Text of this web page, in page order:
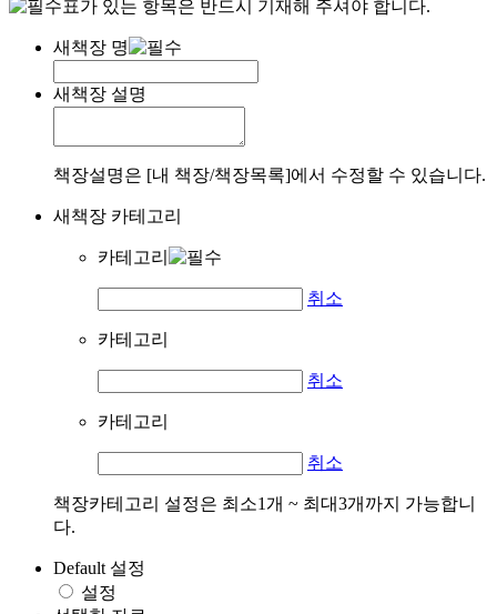
표가 있는 항목은 반드시 기재해 주셔야 합니다.
새책장 명
새책장 설명
책장설명은 [내 책장/책장목록]에서 수정할 수 있습니다.
새책장 카테고리
카테고리
취소
카테고리
취소
카테고리
취소
책장카테고리 설정은 최소1개 ~ 최대3개까지 가능합니
다.
Default 설정
설정